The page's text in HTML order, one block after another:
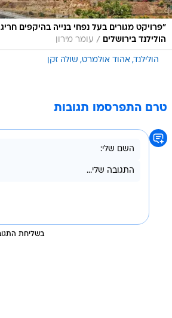
"פרויקט מגורים בעל נפחי בנייה בהיקפים
הולילנד בירושלים
/ עומר מירון
הולילנד אהוד אולמרט שולה זקן
טרם התפרסמו תגובות
בשליחת